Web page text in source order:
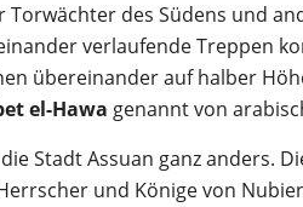
Torwächter des Südens und
verlaufende Treppen
übereinander auf halber
el-Hawa genannt von
Stadt Assuan ganz anders.
und Könige von